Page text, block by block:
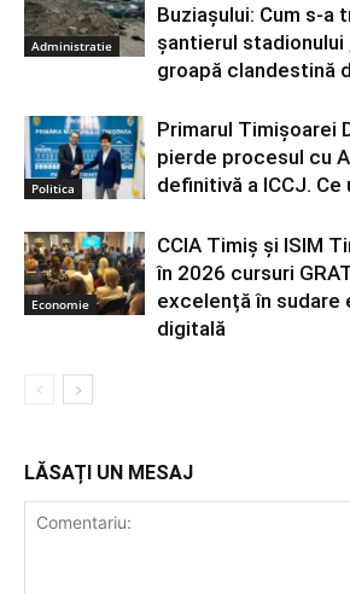
Administratie
Buziașului: Cum s-a
șantierul stadionului
groapă clandestină
Politica
Primarul Timișoarei
pierde procesul cu
definitivă a ICCJ. Ce
Economie
CCIA Timiș și ISIM
în 2026 cursuri
excelență în sudare
digitală
LĂSAȚI UN MESAJ